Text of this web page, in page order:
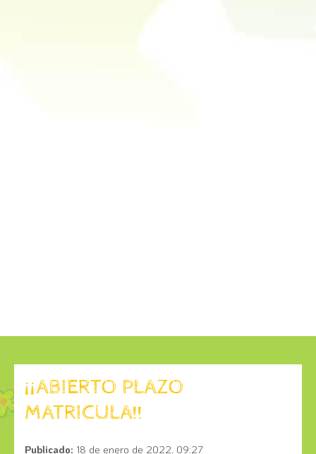
¡¡ABIERTO PLAZO
MATRICULA!!
Publicado: 18 de enero de 2022, 09:27